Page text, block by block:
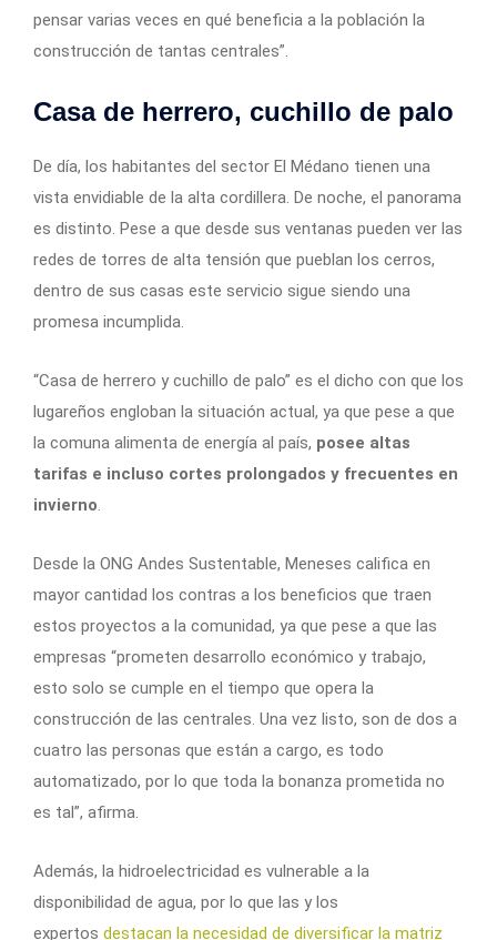
pensar varias veces en qué beneficia a la población la
construcción de tantas centrales”.
Casa de herrero, cuchillo de palo
De día, los habitantes del sector El Médano tienen una
vista envidiable de la alta cordillera. De noche, el panorama
es distinto. Pese a que desde sus ventanas pueden ver las
redes de torres de alta tensión que pueblan los cerros,
dentro de sus casas este servicio sigue siendo una
promesa incumplida.
“Casa de herrero y cuchillo de palo” es el dicho con que los
lugareños engloban la situación actual, ya que pese a que
la comuna alimenta de energía al país, posee altas
tarifas e incluso cortes prolongados y frecuentes en
invierno.
Desde la ONG Andes Sustentable, Meneses califica en
mayor cantidad los contras a los beneficios que traen
estos proyectos a la comunidad, ya que pese a que las
empresas “prometen desarrollo económico y trabajo,
esto solo se cumple en el tiempo que opera la
construcción de las centrales. Una vez listo, son de dos a
cuatro las personas que están a cargo, es todo
automatizado, por lo que toda la bonanza prometida no
es tal”, afirma.
Además, la hidroelectricidad es vulnerable a la
disponibilidad de agua, por lo que las y los
expertos destacan la necesidad de diversificar la matriz